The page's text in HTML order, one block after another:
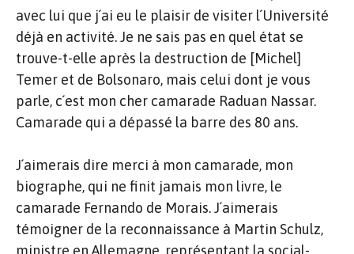
avec lui que j´ai eu le plaisir de visiter l´Université
déjà en activité. Je ne sais pas en quel état se
trouve-t-elle après la destruction de [Michel]
Temer et de Bolsonaro, mais celui dont je vous
parle, c´est mon cher camarade Raduan Nassar.
Camarade qui a dépassé la barre des 80 ans.
J´aimerais dire merci à mon camarade, mon
biographe, qui ne finit jamais mon livre, le
camarade Fernando de Morais. J´aimerais
témoigner de la reconnaissance à Martin Schulz,
ministre en Allemagne, représentant la social-